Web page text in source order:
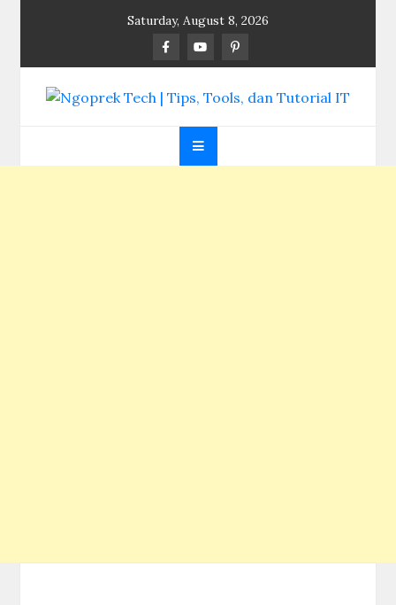
Saturday, August 8, 2026
Ngoprek Tech | Tips,
Tools, dan Tutorial